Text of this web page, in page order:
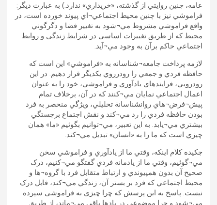
عامه، چنين روايتي از گذشته، «خريداري» ندارد.) به عبارت ديگر:
فراموشي نيز با چنين محيط اجتماعي¬اي پيوند خورده است، در
واقع فراموشي مشروط مي¬شود به تغيير فضا و دگرگوني
محيط که از طريق تغييرات اساسي در شرايط زندگي و روابط
اجتماعي حاکم برآن به وجود مي¬آيد.
لازمه پرداخت جامعه¬شناسانه به «فراموشي» اين است که
حافظه فردي و جمعي را رودرروي يکديگر قرار دهيم. در اين
رودرويي، فرايندهاي يادآوري و فراموشي، خود را به عنوان
اعمال اجتماعي نمايان مي¬کنند که در آن، برخلاف تمام
پيش¬فرض¬هاي روانشناسانة تحليلي، ويژگي منحصر به فرد
بودن حافظه فردي را رد مي¬کند و نقش اجتماع برجستگي
بيشتري مي¬يابد. به اين تعبير، مي¬توانيم بگوئيم «ما» همان
چيزي است که ما را به «انسان» تبديل مي¬کند.
چکيده کلام اينکه، وقتي ما از يادآوري و فراموشي سخن
مي¬گوئيم، وقتي ما از يادمانه فردي گفتگو مي¬کنيم، درک
صحيح آن بدون همپيوندي و ارتباط متقابل فرد با گروه¬ها و
محيط اجتماعي که فرد بر بستر آن، زندگي مي¬کند، قابل درک
نيست. پاسخ به اين پرسش که چرا چيزي به فراموشي سپرده
می¬شود و چرا موضوعي در يادها باقي مي¬ماند، از طريق